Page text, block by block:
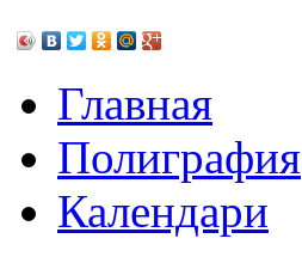
Главная
Полиграфия
Календари